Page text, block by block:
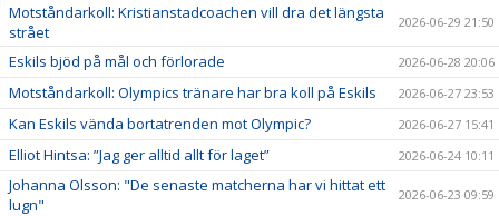
Motståndarkoll: Kristianstadcoachen vill dra det längsta
strået
2026-06-29 21:50
Eskils bjöd på mål och förlorade 2026-06-28 20:06
Motståndarkoll: Olympics tränare har bra koll på Eskils 2026-06-27 23:53
Kan Eskils vända bortatrenden mot Olympic? 2026-06-27 15:41
Elliot Hintsa: ”Jag ger alltid allt för laget” 2026-06-24 10:11
Johanna Olsson: "De senaste matcherna har vi hittat ett
lugn"
2026-06-23 09:59